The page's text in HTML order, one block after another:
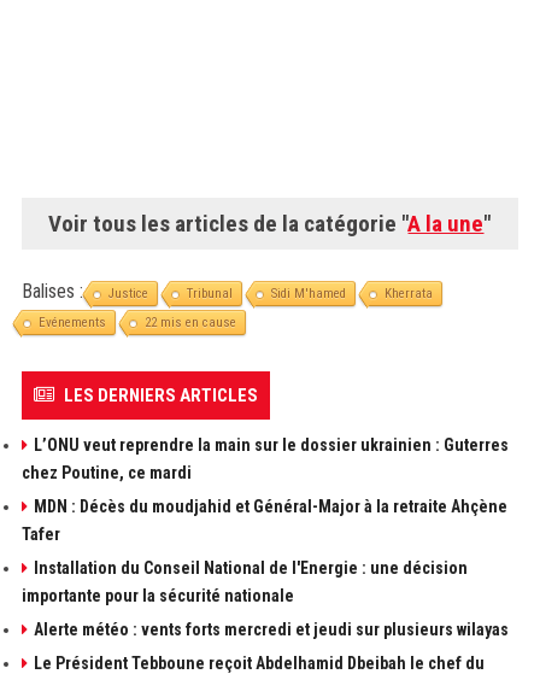
Voir tous les articles de la catégorie "A la une"
Balises : Justice Tribunal Sidi M'hamed
Kherrata
Evénements
22 mis en cause
LES DERNIERS ARTICLES
L’ONU veut reprendre la main sur le dossier ukrainien : Guterres
chez Poutine, ce mardi
MDN : Décès du moudjahid et Général-Major à la retraite Ahçène
Tafer
Installation du Conseil National de l'Energie : une décision
importante pour la sécurité nationale
Alerte météo : vents forts mercredi et jeudi sur plusieurs wilayas
Le Président Tebboune reçoit Abdelhamid Dbeibah le chef du